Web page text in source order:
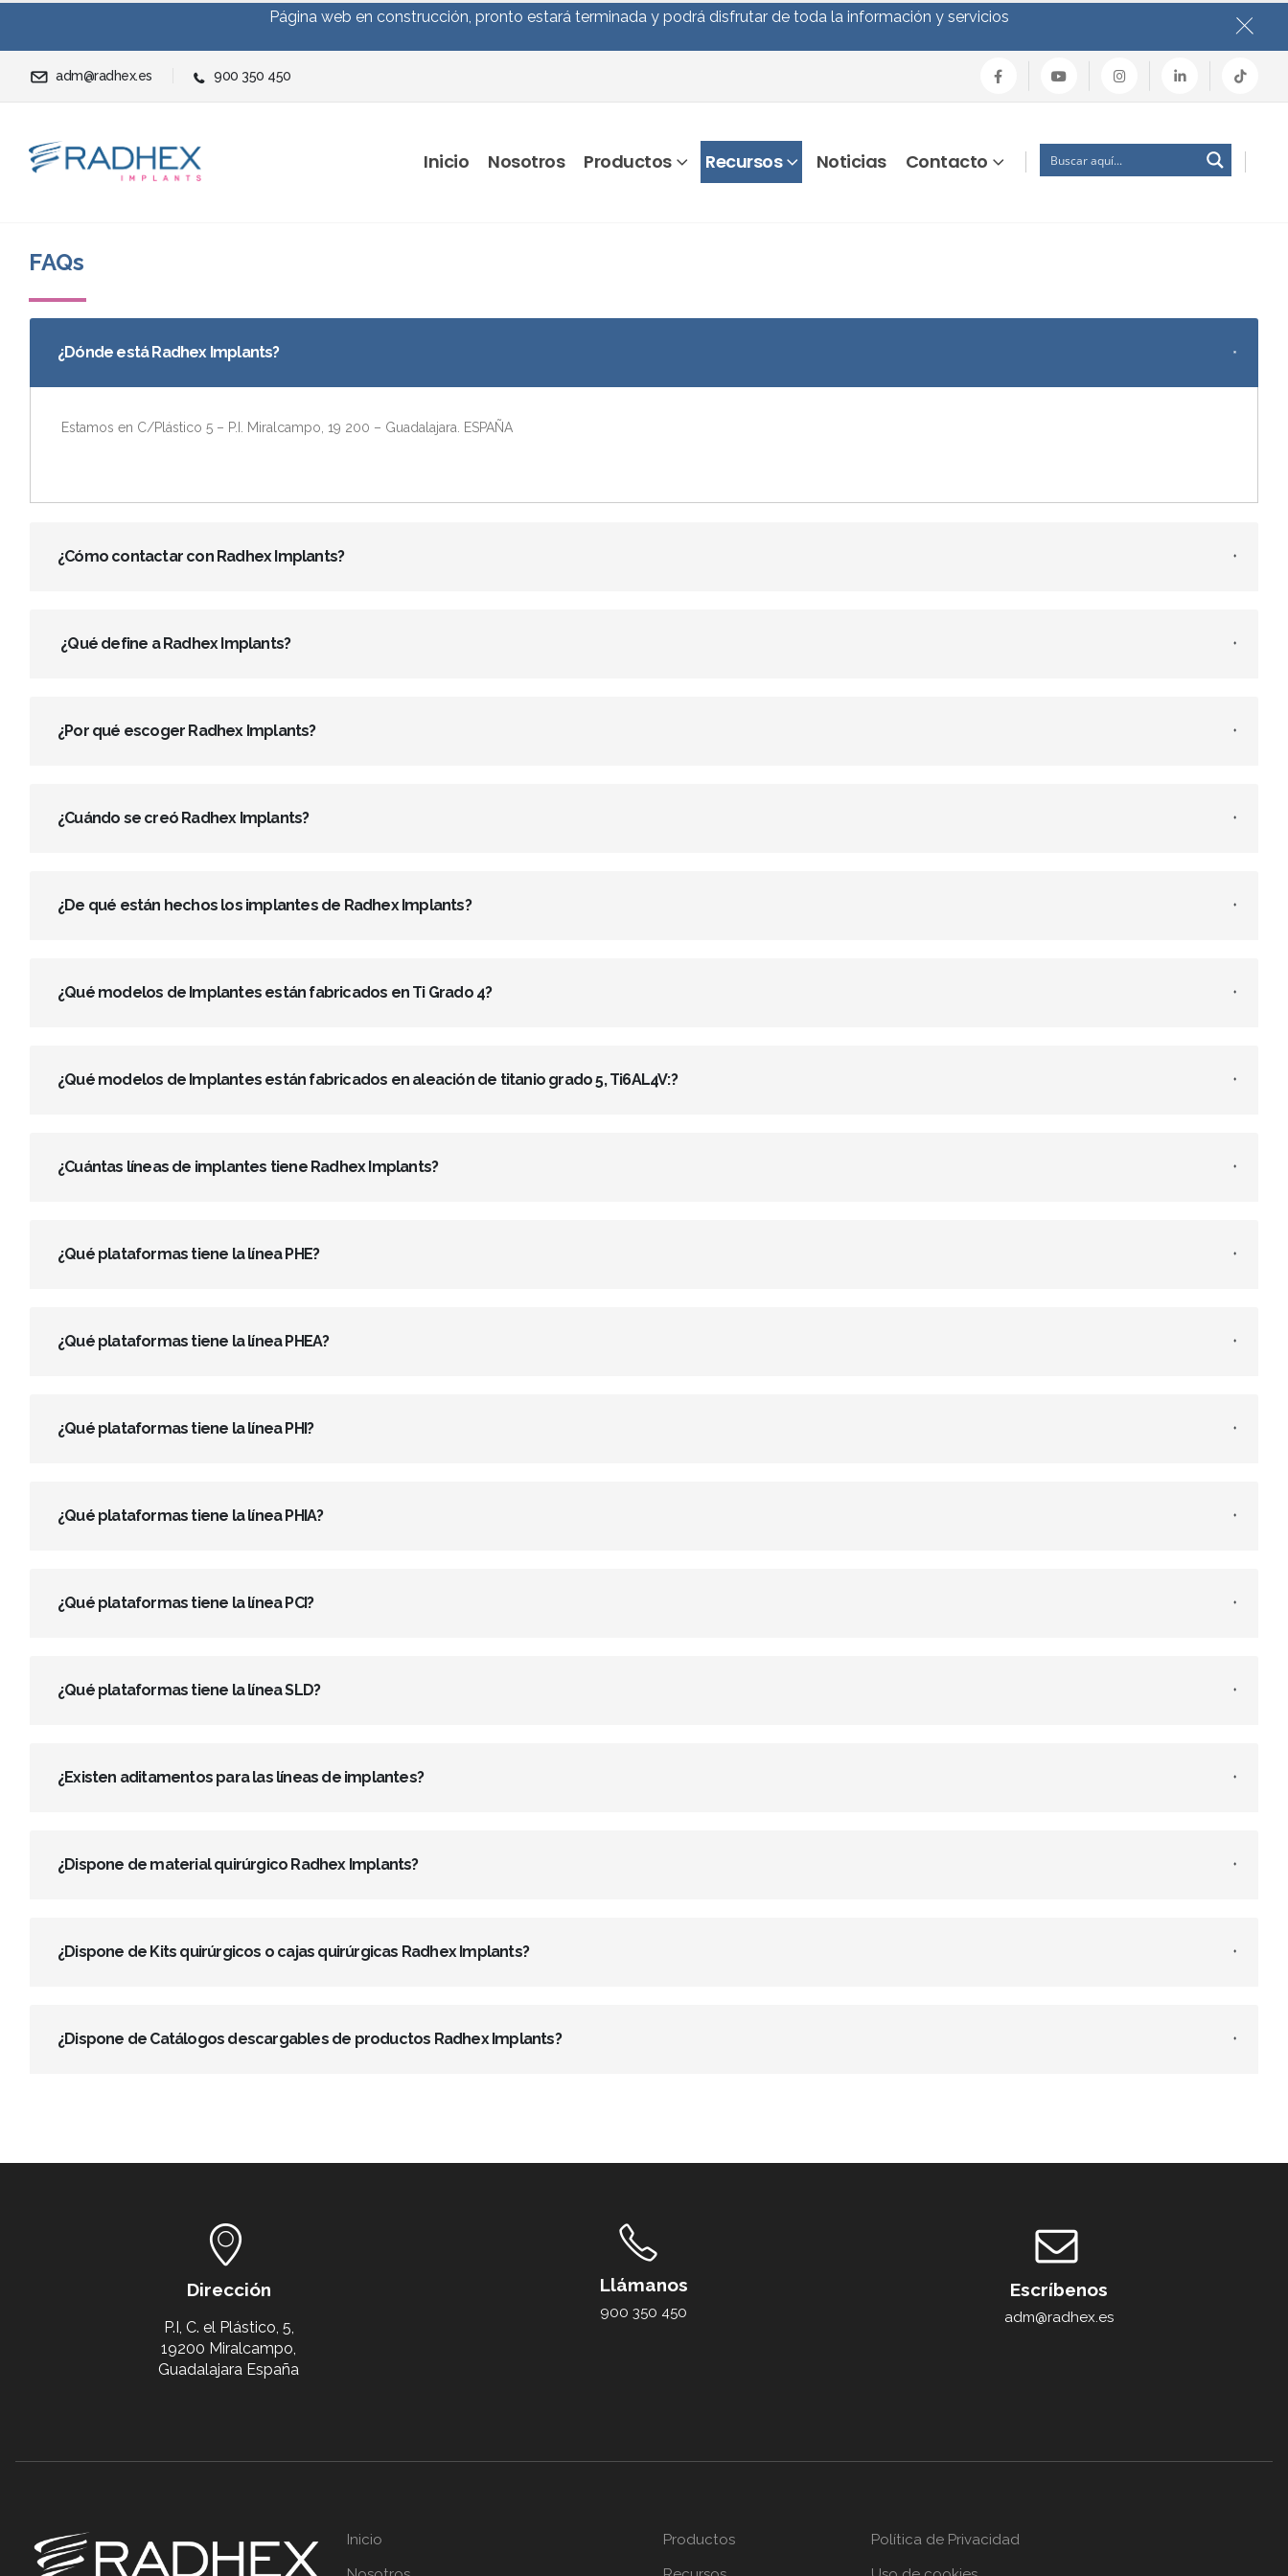
Página web en construcción, pronto estará terminada y podrá disfrutar de toda la información y servicios
adm@radhex.es 900 350 450
Inicio Nosotros Productos Recursos Noticias Contacto
FAQs
¿Dónde está Radhex Implants?
Estamos en C/Plástico 5 – P.I. Miralcampo, 19 200 – Guadalajara. ESPAÑA
¿Cómo contactar con Radhex Implants?
¿Qué define a Radhex Implants?
¿Por qué escoger Radhex Implants?
¿Cuándo se creó Radhex Implants?
¿De qué están hechos los implantes de Radhex Implants?
¿Qué modelos de Implantes están fabricados en Ti Grado 4?
¿Qué modelos de Implantes están fabricados en aleación de titanio grado 5, Ti6AL4V:?
¿Cuántas líneas de implantes tiene Radhex Implants?
¿Qué plataformas tiene la línea PHE?
¿Qué plataformas tiene la línea PHEA?
¿Qué plataformas tiene la línea PHI?
¿Qué plataformas tiene la línea PHIA?
¿Qué plataformas tiene la línea PCI?
¿Qué plataformas tiene la línea SLD?
¿Existen aditamentos para las líneas de implantes?
¿Dispone de material quirúrgico Radhex Implants?
¿Dispone de Kits quirúrgicos o cajas quirúrgicas Radhex Implants?
¿Dispone de Catálogos descargables de productos Radhex Implants?
Dirección
P.I, C. el Plástico, 5,
19200 Miralcampo,
Guadalajara España
Llámanos
900 350 450
Escríbenos
adm@radhex.es
Inicio
Productos
Política de Privacidad